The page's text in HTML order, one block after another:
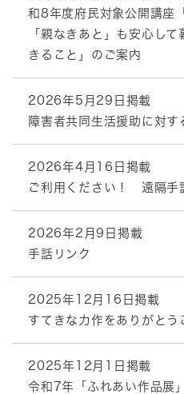
和8年度府民対象公開講座
「親なきあと」も安心し
きること」のご案内
2026年5月29日掲載
障害者共同生活援助に対す
2026年4月16日掲載
ご利用ください！ 遠隔手
2026年2月9日掲載
手話リンク
2025年12月16日掲載
すてきな力作をありがとう
2025年12月1日掲載
令和7年「ふれあい作品展